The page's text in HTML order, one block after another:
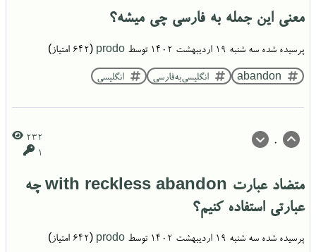
معنی این جمله به فارسی چی میشه؟
پرسیده شده سه شنبه ۱۹ اردیبهشت ۱۴۰۲ توسط prodo
(
642 امتیاز)
abandon انگلیسی‌به‌فارسی انگلیسی
0
232
1
متضاد عبارت with reckless abandon چه
عبارتی استفاده کنیم؟
پرسیده شده سه شنبه ۱۹ اردیبهشت ۱۴۰۲ توسط prodo
(
642 امتیاز)